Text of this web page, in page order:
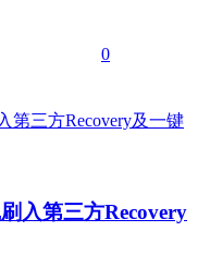
0
入第三方Recovery